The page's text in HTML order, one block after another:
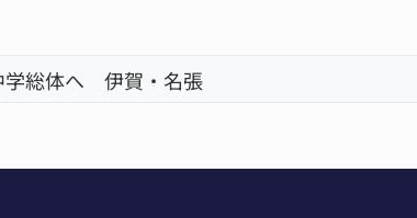
学総体へ 伊賀・名張